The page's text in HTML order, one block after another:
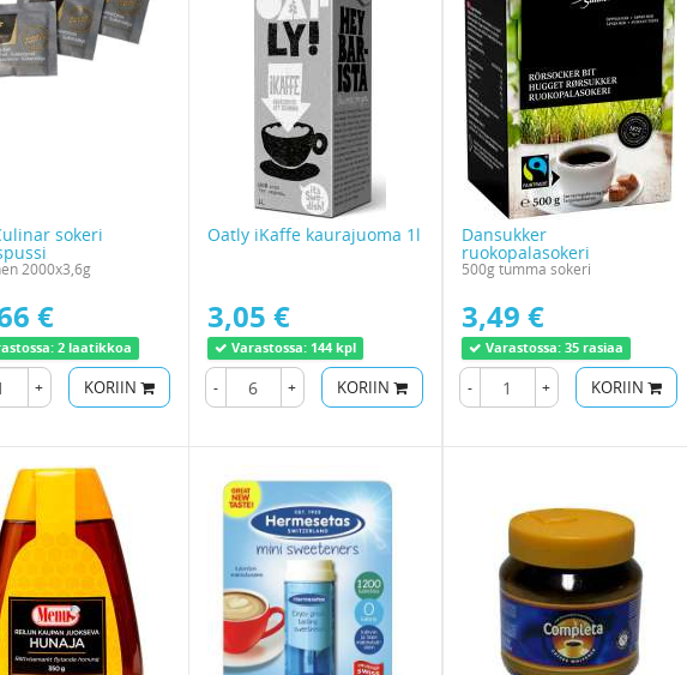
sokeri
2000x3,6g
€
2 laatikkoa
+ KORIIN
Oatly iKaffe kaurajuoma 1l
3,05 €
Varastossa: 144 kpl
- + KORIIN
Dansukker
ruokopalasokeri
500g tumma sokeri
3,49 €
Varastossa: 35 rasiaa
- + KORIIN